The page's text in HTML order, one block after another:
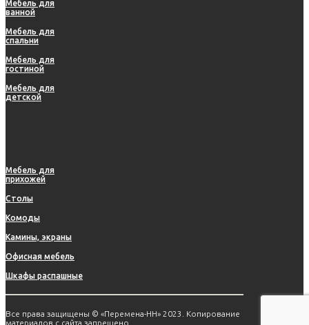
Мебель для
ванной
Мебель для
спальни
Мебель для
гостиной
Мебель для
детской
Мебель для
прихожей
Столы
Комоды
Камины, экраны
Офисная мебель
Шкафы распашные
Все права защищены © «Перемена-НН» 2023. Копирование
материалов с сайта запрещено.